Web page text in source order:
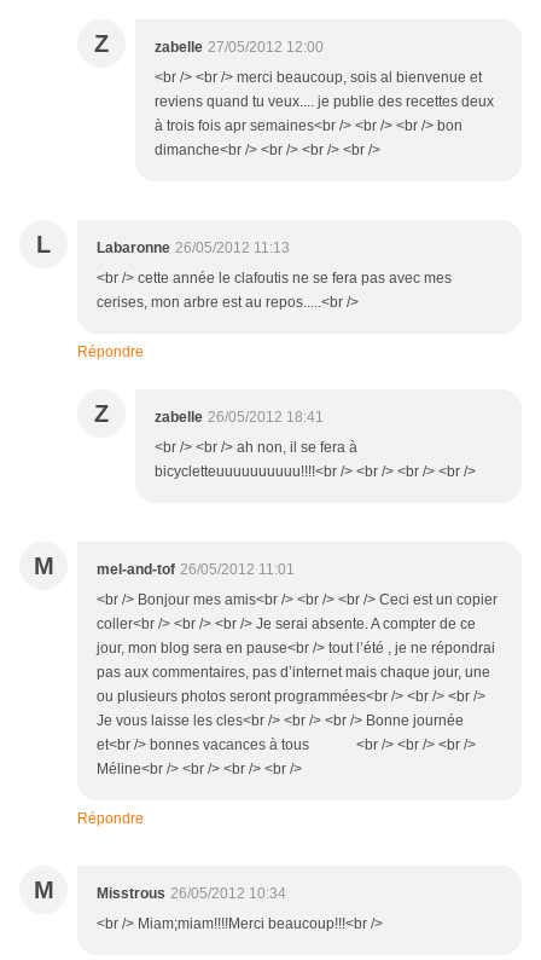
Z zabelle 27/05/2012 12:00
<br /> <br /> merci beaucoup, sois al bienvenue et
reviens quand tu veux.... je publie des recettes deux
à trois fois apr semaines<br /> <br /> <br /> bon
dimanche<br /> <br /> <br /> <br />
L Labaronne 26/05/2012 11:13
<br /> cette année le clafoutis ne se fera pas avec mes
cerises, mon arbre est au repos.....<br />
Répondre
Z zabelle 26/05/2012 18:41
<br /> <br /> ah non, il se fera à
bicycletteuuuuuuuuuu!!!!<br /> <br /> <br /> <br />
M mel-and-tof 26/05/2012 11:01
<br /> Bonjour mes amis<br /> <br /> <br /> Ceci est un copier
coller<br /> <br /> <br /> Je serai absente. A compter de ce
jour, mon blog sera en pause<br /> tout l’été , je ne répondrai
pas aux commentaires, pas d’internet mais chaque jour, une
ou plusieurs photos seront programmées<br /> <br /> <br />
Je vous laisse les cles<br /> <br /> <br /> Bonne journée
et<br /> bonnes vacances à tous <br /> <br /> <br />
Méline<br /> <br /> <br /> <br />
Répondre
M Misstrous 26/05/2012 10:34
<br /> Miam;miam!!!!Merci beaucoup!!!<br />